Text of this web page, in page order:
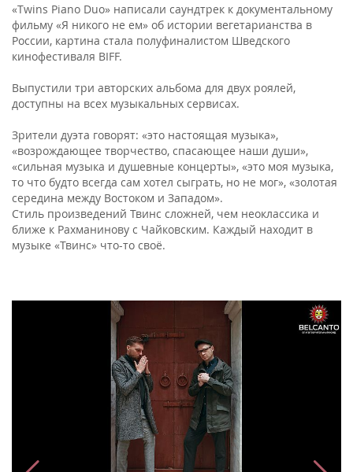
«Twins Piano Duo» написали саундтрек к документальному
фильму «Я никого не ем» об истории вегетарианства в
России, картина стала полуфиналистом Шведского
кинофестиваля BIFF.
Выпустили три авторских альбома для двух роялей,
доступны на всех музыкальных сервисах.
Зрители дуэта говорят: «это настоящая музыка»,
«возрождающее творчество, спасающее наши души»,
«сильная музыка и душевные концерты», «это моя музыка,
то что будто всегда сам хотел сыграть, но не мог», «золотая
середина между Востоком и Западом».
Стиль произведений Твинс сложней, чем неоклассика и
ближе к Рахманинову с Чайковским. Каждый находит в
музыке «Твинс» что-то своё.